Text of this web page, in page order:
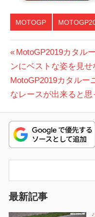
MOTOGP
投
稿
ナ
ビ
ゲ
ー
ン
前
の
投
稿:
MotoGP2019カタル
ンにベストな姿を見せ
次
の
稿:
MotoGP2019カタル
なレースが出来ると思
最新記事